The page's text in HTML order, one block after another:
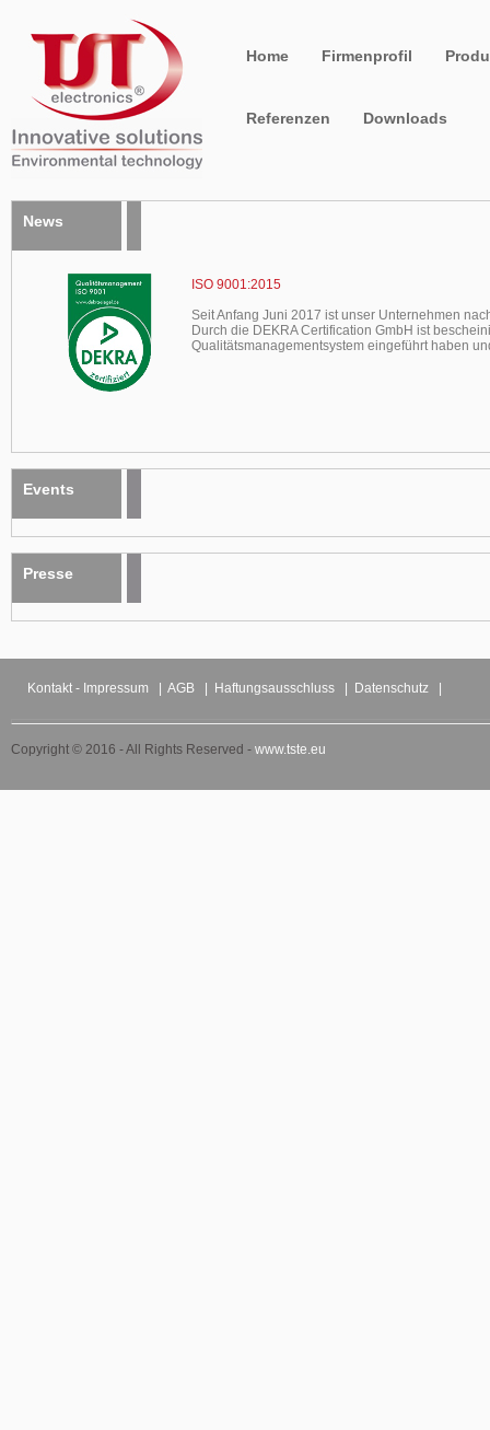
Home Firmenprofil
Referenzen Downloads
News
ISO 9001:2015
Seit Anfang Juni 2017 ist unser Unternehmen
Durch die DEKRA Certification GmbH ist
Qualitätsmanagementsystem eingeführt haben
Events
Presse
Kontakt - Impressum AGB Haftungsausschluss Datenschutz
Copyright © 2016 - All Rights Reserved - www.tste.eu